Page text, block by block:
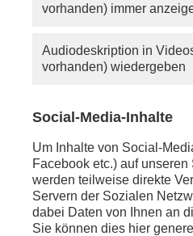
vorhanden) immer
Audiodeskription in
vorhanden) wiedergeben
Social-Media-Inhalte
Um Inhalte von Social-
Facebook etc.) auf
werden teilweise direkte
Servern der Sozialen
dabei Daten von Ihnen an
Sie können dies hier